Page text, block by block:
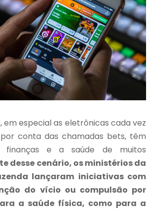
em especial as eletrônicas cada vez
por conta das chamadas bets, têm
finanças e a saúde de muitos
desse cenário, os ministérios da
lançaram iniciativas com
do vício ou compulsão por
a saúde física, como para a